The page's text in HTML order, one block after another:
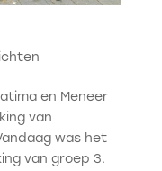
en Meneer
van
was het
van groep 3.